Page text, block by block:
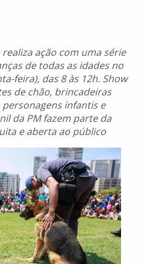
ação com uma série
de todas as idades no
feira), das 8 às 12h. Show
de chão, brincadeiras
infantis e
da PM fazem parte da
e aberta ao público